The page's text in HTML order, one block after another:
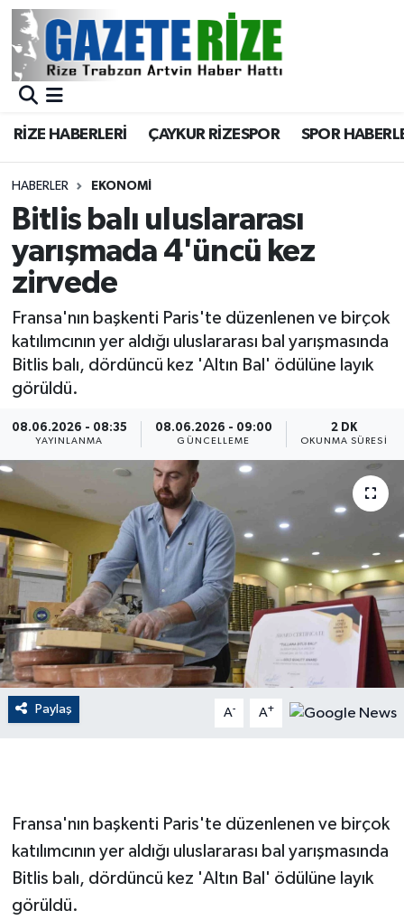
RİZE HABERLERİ ÇAYKUR RİZESPOR SPOR
HABERLER EKONOMİ
Bitlis balı uluslararası
yarışmada 4'üncü kez
zirvede
Fransa'nın başkenti Paris'te düzenlenen ve birçok
katılımcının yer aldığı uluslararası bal yarışmasında
Bitlis balı, dördüncü kez 'Altın Bal' ödülüne layık
görüldü.
08.06.2026 - 08:35
YAYINLANMA
08.06.2026 - 09:00
GÜNCELLEME
2 DK
OKUNMA SÜRESI
Paylaş A- A+
Fransa'nın başkenti Paris'te düzenlenen ve birçok
katılımcının yer aldığı uluslararası bal yarışmasında
Bitlis balı, dördüncü kez 'Altın Bal' ödülüne layık
görüldü.
BÖLGEMİZ
Asayiş
Rize Jandarma Komutanlığı
Bilim Teknoloji
Advertising news
Canlı Maç
ÇEVRE
EĞİTİM
EKONOMİ
English News
Finans
GENEL
GÜNDEM
Merkez Nöbetçi Eczaneler
Merkez Trafik Yoğunluk Haritası
Süper Lig Puan Durumu ve Fikstür
Tüm Manşetler
Haber Arşivi